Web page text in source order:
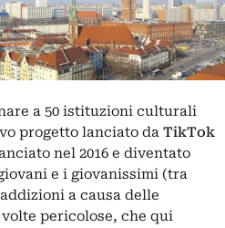
a 50 istituzioni culturali
progetto lanciato da TikTok
nel 2016 e diventato
e i giovanissimi (tra
a causa delle
pericolose, che qui